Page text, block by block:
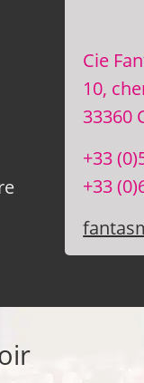
Cie
10,
33360
+33
+33